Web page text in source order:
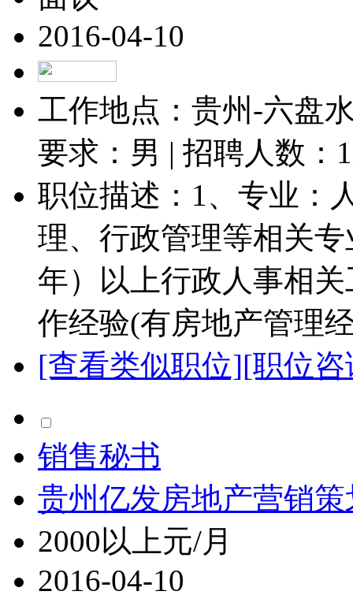
2016-04-10
工作地点：贵州-六盘
要求：男 | 招聘人数： 1
职位描述：1、专业：
理、行政管理等相关
年）以上行政人事相
作经验(有房地产管理
[查看类似职位][职位
销售秘书
贵州亿发房地产营销
2000以上元/月
2016-04-10